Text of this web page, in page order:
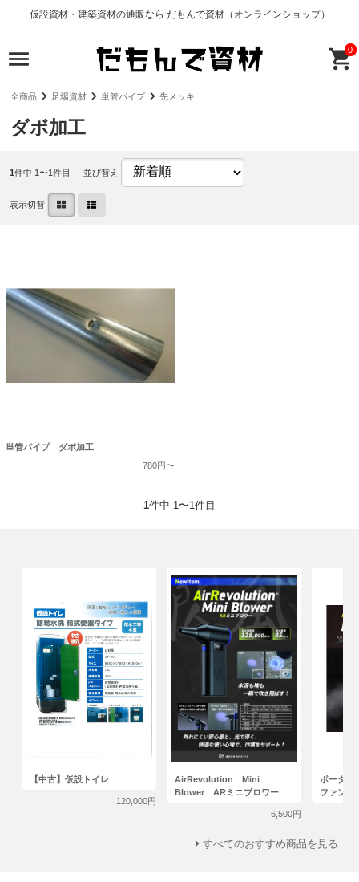
仮設資材・建築資材の通販なら だもんで資材（オンラインショップ）
0
全商品 足場資材 単管パイプ 先メッキ
ダボ加工
1件中 1〜1件目 並び替え
表示切替
単管パイプ ダボ加工
780円〜
1件中 1〜1件目
【中古】仮設トイレ
120,000円
AirRevolution Mini
Blower ARミニブロワー
6,500円
ポータブ
ファン
すべてのおすすめ商品を見る